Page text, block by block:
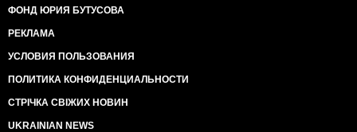
ФОНД ЮРИЯ БУТУСОВА
РЕКЛАМА
УСЛОВИЯ ПОЛЬЗОВАНИЯ
ПОЛИТИКА КОНФИДЕНЦИАЛЬНОСТИ
СТРІЧКА СВІЖИХ НОВИН
UKRAINIAN NEWS